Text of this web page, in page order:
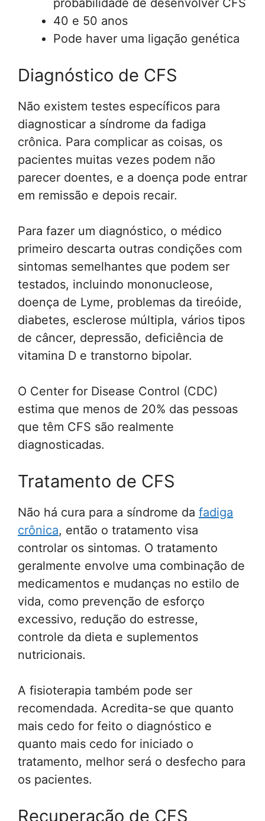
probabilidade de desenvolver CFS
40 e 50 anos
Pode haver uma ligação genética
Diagnóstico de CFS
Não existem testes específicos para
diagnosticar a síndrome da fadiga
crônica. Para complicar as coisas, os
pacientes muitas vezes podem não
parecer doentes, e a doença pode entrar
em remissão e depois recair.
Para fazer um diagnóstico, o médico
primeiro descarta outras condições com
sintomas semelhantes que podem ser
testados, incluindo mononucleose,
doença de Lyme, problemas da tireóide,
diabetes, esclerose múltipla, vários tipos
de câncer, depressão, deficiência de
vitamina D e transtorno bipolar.
O Center for Disease Control (CDC)
estima que menos de 20% das pessoas
que têm CFS são realmente
diagnosticadas.
Tratamento de CFS
Não há cura para a síndrome da fadiga
crônica, então o tratamento visa
controlar os sintomas. O tratamento
geralmente envolve uma combinação de
medicamentos e mudanças no estilo de
vida, como prevenção de esforço
excessivo, redução do estresse,
controle da dieta e suplementos
nutricionais.
A fisioterapia também pode ser
recomendada. Acredita-se que quanto
mais cedo for feito o diagnóstico e
quanto mais cedo for iniciado o
tratamento, melhor será o desfecho para
os pacientes.
Recuperação de CFS